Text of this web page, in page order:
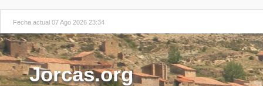
Fecha actual 07 Ago 2026 23:34
Jorcas.org